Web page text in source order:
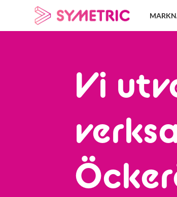
content
Vi